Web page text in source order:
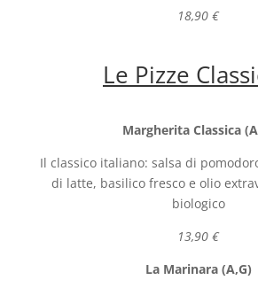
18,90 €
Le Pizze
Margherita Classica
Il classico italiano: salsa di
di latte, basilico fresco e olio
biologico
13,90 €
La Marinara (A,G)